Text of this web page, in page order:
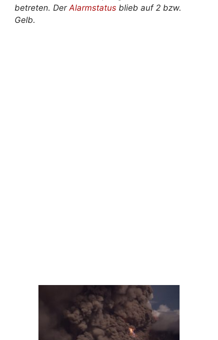
betreten. DerAlarmstatus blieb auf 2 bzw.
Gelb.